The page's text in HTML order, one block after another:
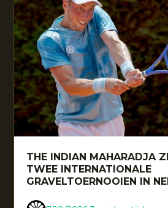
THE INDIAN MAHARADJA
TWEE INTERNATIONALE
GRAVELTOERNOOIEN IN